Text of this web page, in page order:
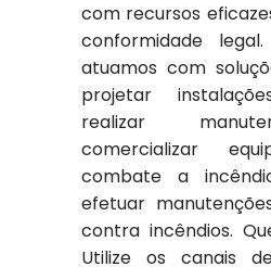
com recursos
conformidade
atuamos com
projetar
realizar
comercializar
combate a
efetuar
contra incêndios.
Utilize os canais